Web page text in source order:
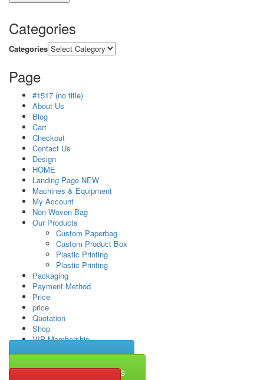
Categories
Categories
Page
#1517 (no title)
About Us
Blog
Cart
Checkout
Contact Us
Design
HOME
Landing Page NEW
Machines & Equipment
My Account
Non Woven Bag
Our Products
Custom Paperbag
Custom Product Box
Plastic Printing
Plastic Printing
Packaging
Payment Method
Price
price
Quotation
Shop
VIP Membership
Click For Quotation
Click To Whatsapp Us